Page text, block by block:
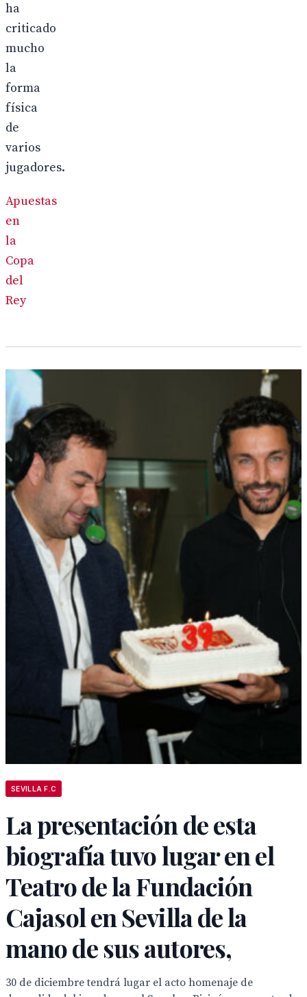
ha
criticado
mucho
la
forma
física
de
varios
jugadores.
Apuestas
en
la
Copa
del
Rey
SEVILLA F.C
La presentación de esta
biografía tuvo lugar en el
Teatro de la Fundación
Cajasol en Sevilla de la
mano de sus autores,
30 de diciembre tendrá lugar el acto homenaje de